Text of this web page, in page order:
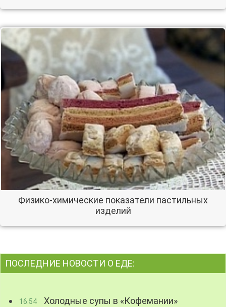
Физико-химические показатели пастильных
изделий
ПОСЛЕДНИЕ НОВОСТИ О ЕДЕ:
16:54 Холодные супы в «Кофемании»